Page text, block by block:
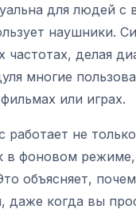
для людей
наушники.
частотах, делая
многие
или играх.
не
в фоновом
объясняет,
даже когда вы